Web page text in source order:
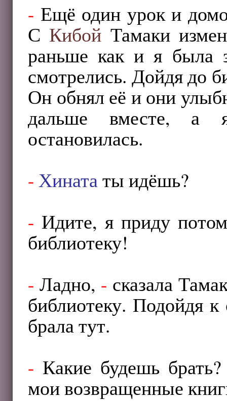
- Ещё один урок и
С Кибой Тамаки
раньше как и я была
смотрелись. Дойдя до
Он обнял её и они
дальше вместе, а
остановилась.
-Хинататы идёшь?
- Идите, я приду
библиотеку!
- Ладно, - сказала
библиотеку. Подойдя
брала тут.
- Какие будешь
мои возвращенные